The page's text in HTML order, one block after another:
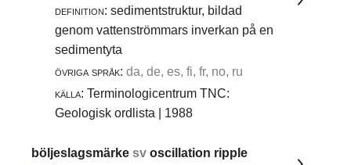
definition: sedimentstruktur, bildad
genom vattenströmmars inverkan på en
sedimentyta
övriga språk: da, de, es, fi, fr, no, ru
källa: Terminologicentrum TNC:
Geologisk ordlista | 1988
böljeslagsmärkesvoscillation ripple